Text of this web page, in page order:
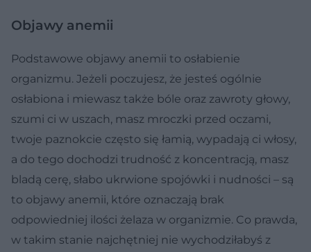
Objawy anemii
Podstawowe objawy anemii to osłabienie
organizmu. Jeżeli poczujesz, że jesteś ogólnie
osłabiona i miewasz także bóle oraz zawroty głowy,
szumi ci w uszach, masz mroczki przed oczami,
twoje paznokcie często się łamią, wypadają ci włosy,
a do tego dochodzi trudność z koncentracją, masz
bladą cerę, słabo ukrwione spojówki i nudności – są
to objawy anemii, które oznaczają brak
odpowiedniej ilości żelaza w organizmie. Co prawda,
w takim stanie najchętniej nie wychodziłabyś z